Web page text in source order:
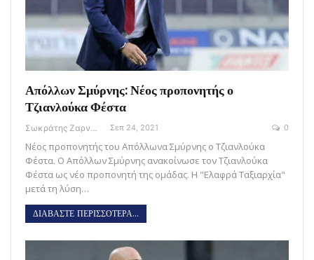
Απόλλων Σμύρνης: Νέος προπονητής ο
Τζιανλούκα Φέστα
Σωκράτης Ζαρναβέλης Σεπ 24, 2021 0
Νέος προπονητής του Απόλλωνα Σμύρνης ο Τζιανλούκα
Φέστα. Ο Απόλλων Σμύρνης ανακοίνωσε τον Τζιανλούκα
Φέστα ως νέο προπονητή της ομάδας. Η "Ελαφρά Ταξιαρχία"
μετά τη λύση…
ΔΙΑΒΑΣΤΕ ΠΕΡΙΣΣΟΤΕΡΑ...